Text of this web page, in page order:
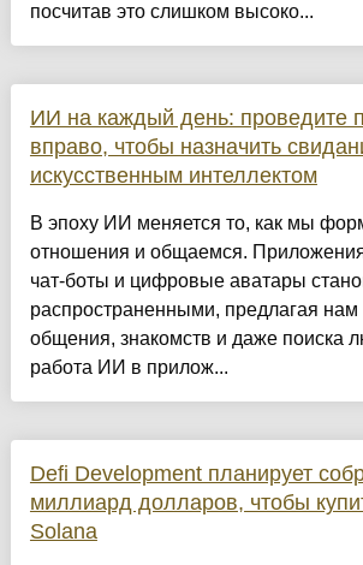
посчитав это слишком высоко...
ИИ на каждый день: проведите
вправо, чтобы назначить
искусственным интеллектом
В эпоху ИИ меняется то, как мы
отношения и общаемся.
чат-боты и цифровые аватары
распространенными, предлагая
общения, знакомств и даже поиска
работа ИИ в прилож...
Defi Development планирует
миллиард долларов, чтобы
Solana